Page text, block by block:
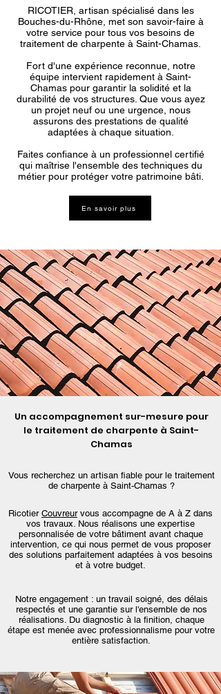
RICOTIER, artisan spécialisé dans les
Bouches-du-Rhône, met son savoir-faire à
votre service pour tous vos besoins de
traitement de charpente à Saint-Chamas.
Fort d'une expérience reconnue, notre
équipe intervient rapidement à Saint-
Chamas pour garantir la solidité et la
durabilité de vos structures. Que vous ayez
un projet neuf ou une urgence, nous
assurons des prestations de qualité
adaptées à chaque situation.
Faites confiance à un professionnel certifié
qui maîtrise l'ensemble des techniques du
métier pour protéger votre patrimoine bâti.
En savoir plus
Un accompagnement sur-mesure pour
le traitement de charpente à Saint-
Chamas
Vous recherchez un artisan fiable pour le traitement
de charpente à Saint-Chamas ?
Ricotier Couvreur vous accompagne de A à Z dans
vos travaux. Nous réalisons une expertise
personnalisée de votre bâtiment avant chaque
intervention, ce qui nous permet de vous proposer
des solutions parfaitement adaptées à vos besoins
et à votre budget.
Notre engagement : un travail soigné, des délais
respectés et une garantie sur l'ensemble de nos
réalisations. Du diagnostic à la finition, chaque
étape est menée avec professionnalisme pour votre
entière satisfaction.